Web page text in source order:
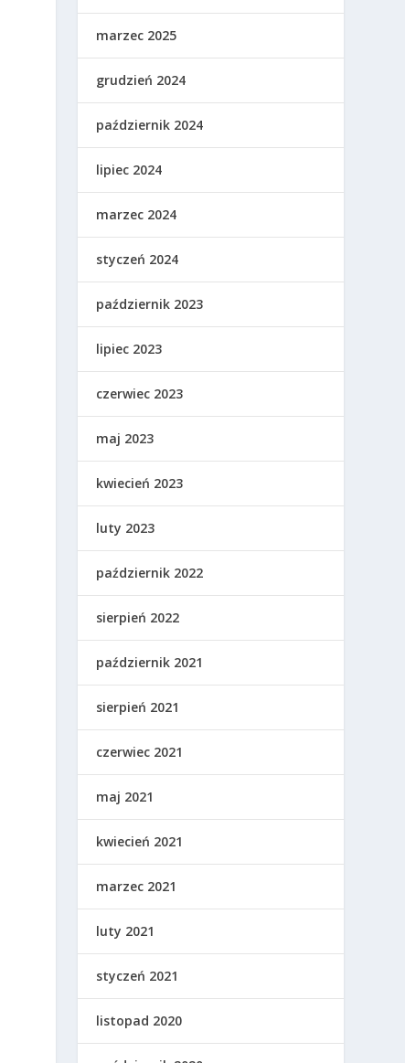
marzec 2025
grudzień 2024
październik 2024
lipiec 2024
marzec 2024
styczeń 2024
październik 2023
lipiec 2023
czerwiec 2023
maj 2023
kwiecień 2023
luty 2023
październik 2022
sierpień 2022
październik 2021
sierpień 2021
czerwiec 2021
maj 2021
kwiecień 2021
marzec 2021
luty 2021
styczeń 2021
listopad 2020